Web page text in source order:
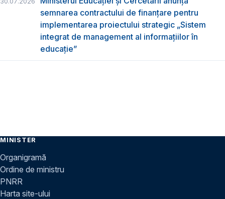
semnarea contractului de finanțare pentru
implementarea proiectului strategic „Sistem
integrat de management al informațiilor în
educație”
MINISTER
Organigramă
Ordine de ministru
PNRR
Harta site-ului